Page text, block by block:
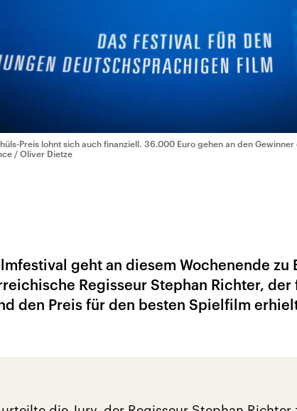
Preis lohnt sich auch finanziell. 36.000 Euro gehen an den
/ Oliver Dietze
geht an diesem Wochenende zu
Regisseur Stephan Richter, der
den Preis für den besten Spielfilm